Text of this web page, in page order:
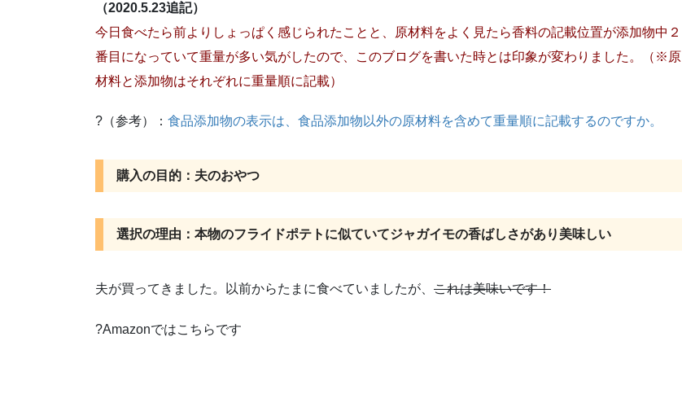
（2020.5.23追記）
今日食べたら前よりしょっぱく感じられたことと、原材料をよく見たら香料の記載位置が添加物中２
番目になっていて重量が多い気がしたので、このブログを書いた時とは印象が変わりました。（※原
材料と添加物はそれぞれに重量順に記載）
?（参考）： 食品添加物の表示は、食品添加物以外の原材料を含めて重量順に記載するのですか。
購入の目的：夫のおやつ
選択の理由：本物のフライドポテトに似ていてジャガイモの香ばしさがあり美味しい
夫が買ってきました。以前からたまに食べていましたが、 これは美味いです！
?Amazonではこちらです